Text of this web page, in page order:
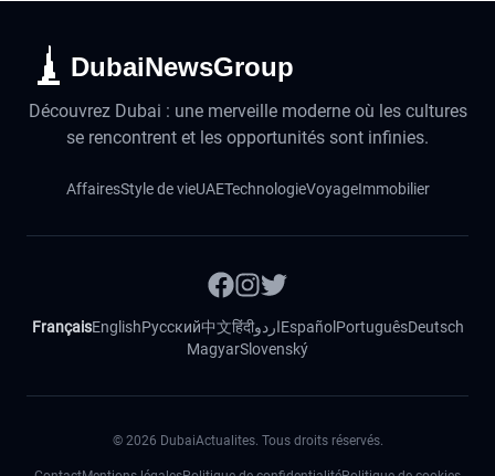
DubaiNewsGroup
Découvrez Dubai : une merveille moderne où les cultures
se rencontrent et les opportunités sont infinies.
AffairesStyle de vieUAETechnologieVoyageImmobilier
FrançaisEnglishРусский中文हिंदीاردوEspañol PortuguêsDeutsch
MagyarSlovenský
© 2026 DubaiActualites. Tous droits réservés.